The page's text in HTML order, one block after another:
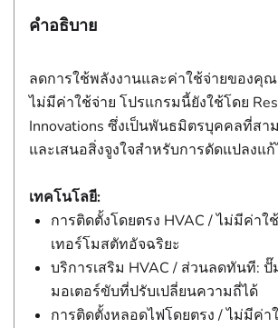
คำอธิบาย
ลดการใช้พลังงานและค่าใช้จ่ายของคุ
ไม่มีค่าใช้จ่าย โปรแกรมนี้ยังใช้โดย
Innovations ซึ่งเป็นพันธมิตรบุคคลที่สา
และเสนอสิ่งจูงใจสําหรับการดัดแปลง
เทคโนโลยี:
การติดตั้งโดยตรง HVAC / ไม่มีค่า
เทอร์โมสตัทอัจฉริยะ
บริการเสริม HVAC / ส่วนลดทันที:
มอเตอร์ขับที่ปรับเปลี่ยนความถี่ได้
การติดตั้งหลอดไฟโดยตรง / ไม่มีค่า